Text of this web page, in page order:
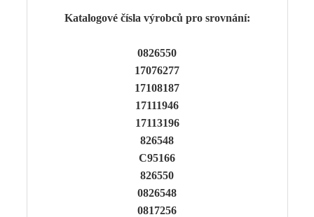
Katalogové čísla výrobců pro srovnání:
0826550
17076277
17108187
17111946
17113196
826548
C95166
826550
0826548
0817256